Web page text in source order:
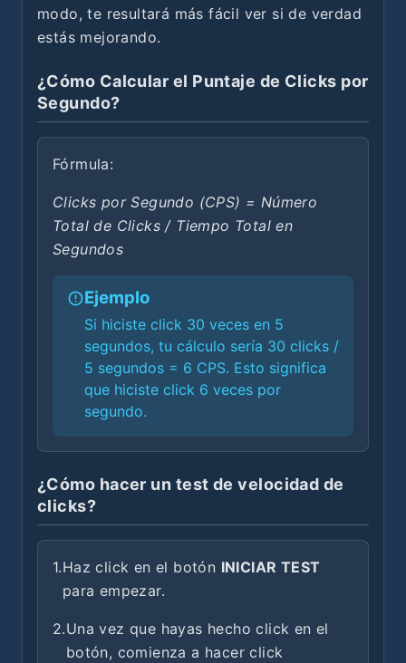
modo, te resultará más fácil ver si de verdad
estás mejorando.
¿Cómo Calcular el Puntaje de Clicks por
Segundo?
Fórmula:
Clicks por Segundo (CPS) = Número
Total de Clicks / Tiempo Total en
Segundos
Ejemplo
Si hiciste click 30 veces en 5
segundos, tu cálculo sería 30 clicks /
5 segundos = 6 CPS. Esto significa
que hiciste click 6 veces por
segundo.
¿Cómo hacer un test de velocidad de
clicks?
1.Haz click en el botón INICIAR TEST
para empezar.
2.Una vez que hayas hecho click en el
botón, comienza a hacer click